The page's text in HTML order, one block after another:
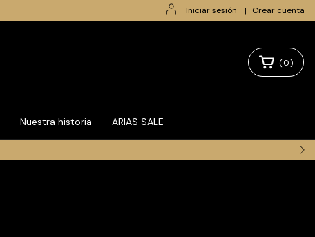
Iniciar sesión | Crear cuenta
(0)
Nuestra historia ARIAS SALE